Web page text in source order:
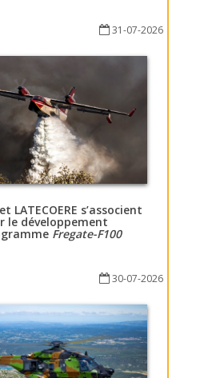
31-07-2026
LATECOERE s’associent
le développement
Fregate-F100
30-07-2026